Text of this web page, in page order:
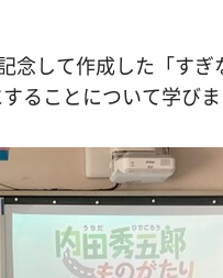
して作成した「す
ることについて学びま